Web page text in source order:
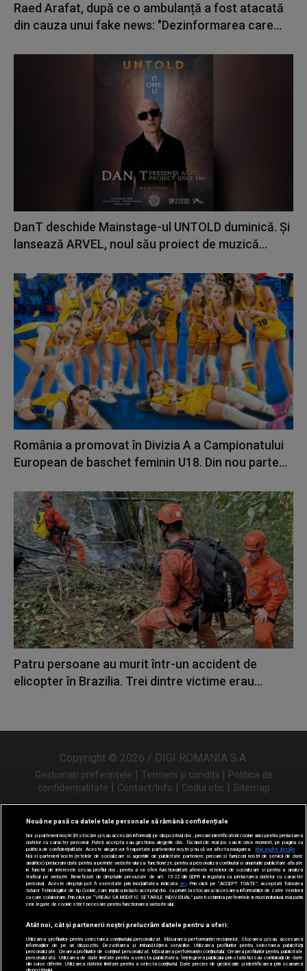
Raed Arafat, după ce o ambulanță a fost atacată
din cauza unui fake news: "Dezinformarea care...
DanT deschide Mainstage-ul UNTOLD duminică. Și
lansează ARVEL, noul său proiect de muzică...
România a promovat în Divizia A a Campionatului
European de baschet feminin U18. Din nou parte...
Patru persoane au murit într-un accident de
elicopter în Brazilia. Trei dintre victime erau...
Copyright © 2026 / DIGI ROMANIA S.A.
Gestionați preferințele | Termeni și condiții | Politica de
confidențialitate | Contact/Info | Codul etic | Sitemap
Urmărește-ne și pe
Nouă ne pasă ca datele tale personale să rămână confidențiale
Noi și partenerii noștri31 stocăm și/sau accesăm informații pe dispozitivul dvs., precum identificatorii cookie unici pentru prelucrarea
datelor cu caracter personal. Puteți accepta sau gestiona alegerile dvs. făcând clic mai jos sau în orice moment, pe pagina cu
politica de confidențialitate. Aceste alegeri vor fi raportate partenerilor noștri și nu vă vor afecta navigarea.
Mai multe detalii
Noi si partenerii nostri (retelele de socializare si agentiile de publicitate partenere, precum si furnizorii nostri de servicii de date
analitice) prelucram date pentru a permite website-ului sa functioneze, pentru a personaliza continutul si anunturile publicitare afisate
in functie de interesele si/sau profilul dvs., pentru a va oferi functionalitati aferente retelelor de socializare si pentru a analiza
traficul pe website. Beneficiati de drepturile prevazute de art. 15-22 din GDPR in legatura cu prelucrarea datelor cu caracter
personal. Aceste drepturi pot fi exercitate prin modalitatea indicata aici. Prin click pe “ACCEPT TOATE”, acceptati folosirea
tuturor Tehnologiilor de tip Cookie, care implica inclusiv acceptul dvs. cu privire la stocarea/accesarea informatiilor de catre Vendor-ii
cu care colaboram. Prin click pe “VREAU SA MODIFIC SETARILE INDIVIDUAL” puteti schimba preferintele in mod individual, mai putin
cele legate de cookie strict necesare pentru functionarea website-ului.
Atât noi, cât și partenerii noștri prelucrăm datele pentru a oferi:
Utilizarea profilurilor pentru selectarea conținutului personalizat. Măsurarea performanței reclamelor. Stocarea și/sau accesarea
informațiilor de pe un dispozitiv. Dezvoltarea și îmbunătățirea serviciilor. Utilizarea profilurilor pentru selectarea publicității
personalizate. Crearea profilurilor de conținut personalizat. Măsurarea performanței conținutului. Crearea profilurilor pentru publicitate
personalizată. Utilizarea de date limitate pentru a selecta publicitatea. Înțelegerea publicului prin statistici sau combinații de date
din surse diferite. Utilizarea datelor limitate pentru a selecta conținutul. Date precise de geolocație și identificarea prin scanarea